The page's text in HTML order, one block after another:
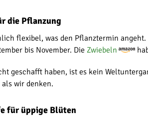
die Pflanzung
flexibel, was den Pflanztermin
bis November. Die Zwiebeln
geschafft haben, ist es kein
wir denken.
für üppige Blüten